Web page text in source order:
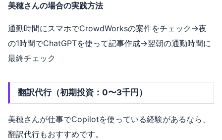
美穂さんの場合の実践方法
通勤時間にスマホでCrowdWorksの案件をチェック→夜
の1時間でChatGPTを使って記事作成→翌朝の通勤時間に
最終チェック
翻訳代行（初期投資：0〜3千円）
美穂さんが仕事でCopilotを使っている経験があるなら、
翻訳代行もおすすめです。